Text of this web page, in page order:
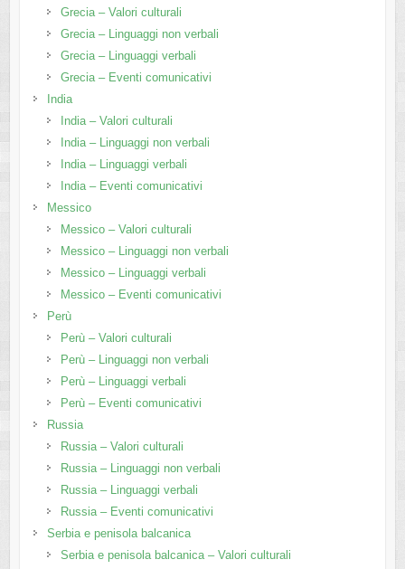
Grecia – Valori culturali
Grecia – Linguaggi non verbali
Grecia – Linguaggi verbali
Grecia – Eventi comunicativi
India
India – Valori culturali
India – Linguaggi non verbali
India – Linguaggi verbali
India – Eventi comunicativi
Messico
Messico – Valori culturali
Messico – Linguaggi non verbali
Messico – Linguaggi verbali
Messico – Eventi comunicativi
Perù
Perù – Valori culturali
Perù – Linguaggi non verbali
Perù – Linguaggi verbali
Perù – Eventi comunicativi
Russia
Russia – Valori culturali
Russia – Linguaggi non verbali
Russia – Linguaggi verbali
Russia – Eventi comunicativi
Serbia e penisola balcanica
Serbia e penisola balcanica – Valori culturali